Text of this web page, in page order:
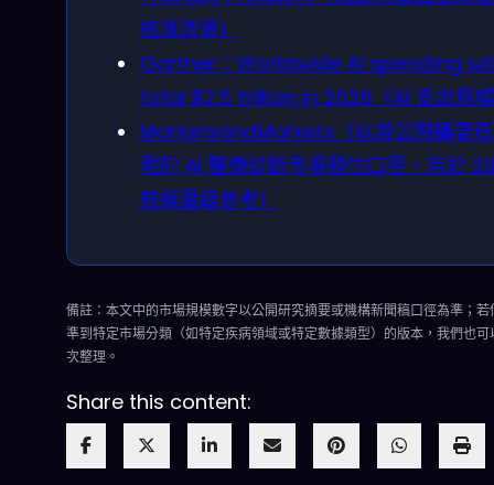
核准清單）
Gartner：Worldwide AI spending
total $2.5 trillion in 2026（AI 支出規
MarketsandMarkets（以其公開摘要
現的 AI 醫療診斷市場預估口徑，用於
規模量級參考）
備註：本文中的市場規模數字以公開研究摘要或機構新聞稿口徑為準；若
準到特定市場分類（如特定疾病領域或特定數據類型）的版本，我們也可
次整理。
Share this content: